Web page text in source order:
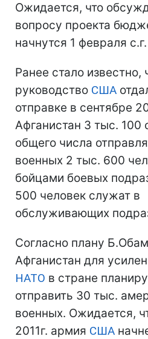
Ожидается, что
вопросу проекта
начнутся 1 февраля с.г.
Ранее стало известно,
руководство США
отправке в сентябре
Афганистан 3 тыс. 100
общего числа
военных 2 тыс. 600
бойцами боевых
500 человек служат в
обслуживающих
Согласно плану
Афганистан для
НАТО в стране
отправить 30 тыс.
военных. Ожидается,
2011г. армия США